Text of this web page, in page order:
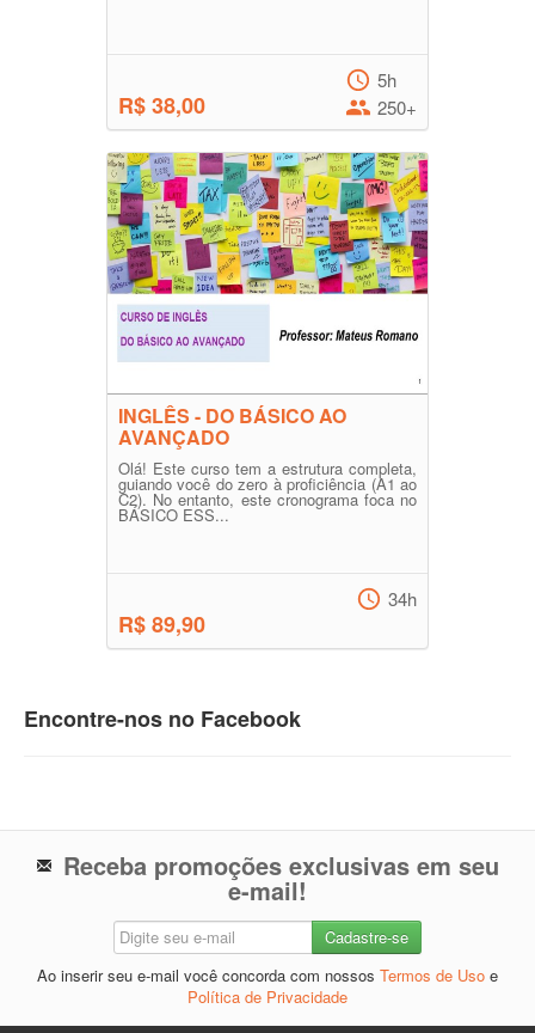
R$ 38,00
5h
250+
INGLÊS - DO BÁSICO AO
AVANÇADO
Olá! Este curso tem a estrutura completa,
guiando você do zero à proficiência (A1 ao
C2). No entanto, este cronograma foca no
BÁSICO ESS...
R$ 89,90
34h
Encontre-nos no Facebook
Receba promoções exclusivas em seu
e-mail!
Ao inserir seu e-mail você concorda com nossos Termos de Uso e
Política de Privacidade